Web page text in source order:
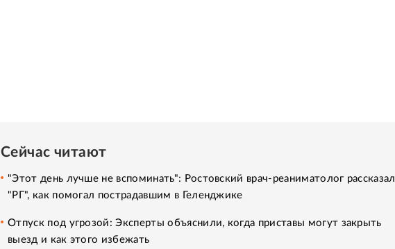
Сейчас читают
"Этот день лучше не вспоминать": Ростовский врач-реаниматолог рассказал
"РГ", как помогал пострадавшим в Геленджике
Отпуск под угрозой: Эксперты объяснили, когда приставы могут закрыть
выезд и как этого избежать